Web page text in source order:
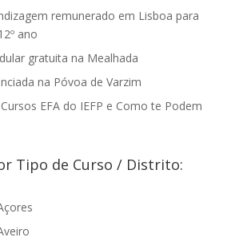
remunerado em Lisboa para
ano
gratuita na Mealhada
na Póvoa de Varzim
EFA do IEFP e Como te Podem
Tipo de Curso / Distrito: